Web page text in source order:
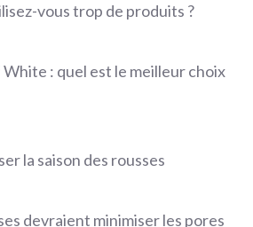
vous trop de produits ?
: quel est le meilleur choix
la saison des rousses
devraient minimiser les pores